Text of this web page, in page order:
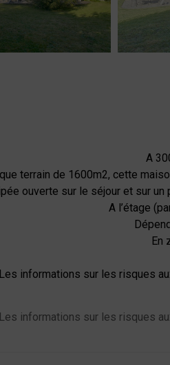
A
terrain de 1600m2, cette
ouverte sur le séjour et sur un
A l’étage
En
Les informations sur les risques
Les informations sur les risques